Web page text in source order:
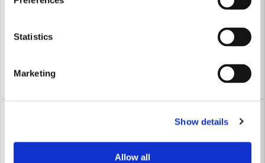
Statistics
Marketing
Show details
Allow all
Leveranstid ifrån leverantör ca
Leveranstid ifrån leverantör ca